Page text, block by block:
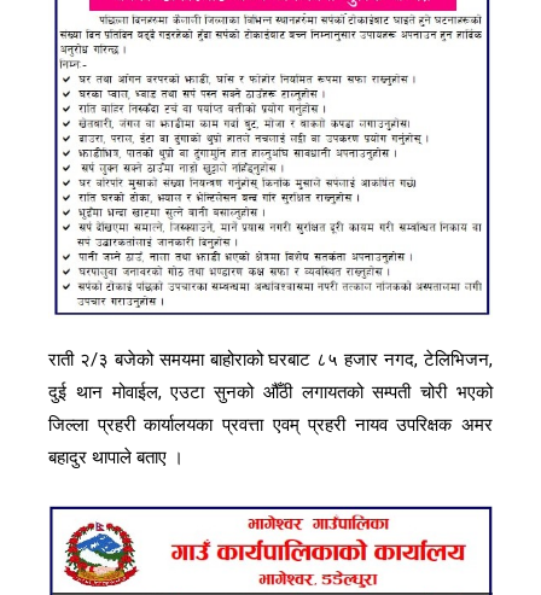
राती २/३ बजेको समयमा बाहोराको घरबाट ८५ हजार नगद, टेलिभिजन,
दुई थान मोवाईल, एउटा सुनको औँठी लगायतको सम्पती चोरी भएको
जिल्ला प्रहरी कार्यालयका प्रवत्ता एवम् प्रहरी नायव उपरिक्षक अमर
बहादुर थापाले बताए ।